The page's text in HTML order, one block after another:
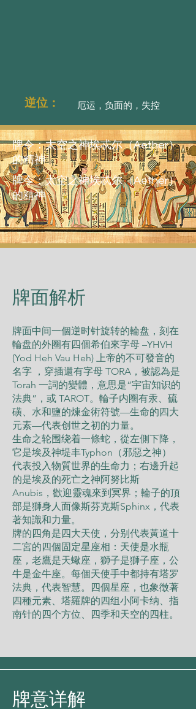
逆位： 厄运，负面的，失控
牌令：太空之神埃忒尔（Aether）
的精神
牌令：太空之神埃忒尔（Aether）
的精神
​牌面解析
牌面中间一個逆时针旋转的輪盘，刻在
輪盘的外圈有四個希伯來字母 –YHVH
(Yod Heh Vau Heh) 上帝的不可發音的
名字 ，穿插還有字母 TORA，被認為是
Torah 一詞的變體，意思是“宇宙知识的
法典”，或 TAROT。輪子内圈有汞、硫
磺、水和鹽的煉金術符號—生命的四大
元素—代表创世之初的力量。
生命之轮围绕着一條蛇，從左側下降，
它是埃及神堤丰Typhon（邪惡之神）
代表投入物質世界的生命力；右邊升起
的是埃及的死亡之神阿努比斯
Anubis，歡迎靈魂來到冥界；輪子的頂
部是獅身人面像斯芬克斯Sphinx，代表
著知識和力量。
牌的四角是四大天使，分别代表黃道十
二宮的四個固定星座相：天使是水瓶
座，老鷹是天蠍座，獅子是獅子座，公
牛是金牛座。每個天使手中都持有塔罗
法典，代表智慧。四個星座，也象徵著
四種元素、塔羅牌的四组小阿卡纳、指
南针的四个方位、四季和天空的四柱。
牌意详解